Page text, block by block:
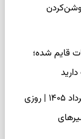
قایم شده؛
فال سرنوشت امروز پنجشنبه ۱۵ مرداد ۱۴۰۵ | روزی